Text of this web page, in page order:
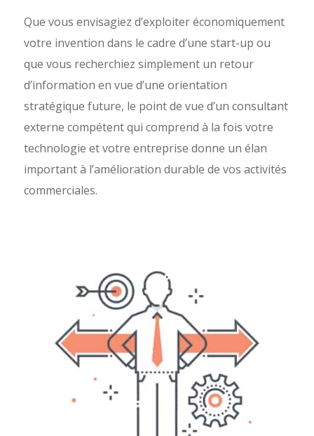
Que vous envisagiez d’exploiter économiquement
votre invention dans le cadre d’une start-up ou
que vous recherchiez simplement un retour
d’information en vue d’une orientation
stratégique future, le point de vue d’un consultant
externe compétent qui comprend à la fois votre
technologie et votre entreprise donne un élan
important à l’amélioration durable de vos activités
commerciales.